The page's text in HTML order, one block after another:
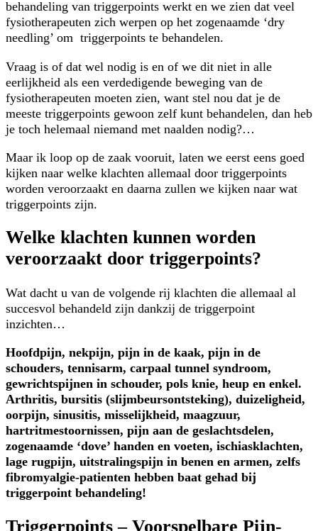
behandeling van triggerpoints werkt en we zien dat veel
fysiotherapeuten zich werpen op het zogenaamde ‘dry
needling’ om triggerpoints te behandelen.
Vraag is of dat wel nodig is en of we dit niet in alle
eerlijkheid als een verdedigende beweging van de
fysiotherapeuten moeten zien, want stel nou dat je de
meeste triggerpoints gewoon zelf kunt behandelen, dan heb
je toch helemaal niemand met naalden nodig?…
Maar ik loop op de zaak vooruit, laten we eerst eens goed
kijken naar welke klachten allemaal door triggerpoints
worden veroorzaakt en daarna zullen we kijken naar wat
triggerpoints zijn.
Welke klachten kunnen worden
veroorzaakt door triggerpoints?
Wat dacht u van de volgende rij klachten die allemaal al
succesvol behandeld zijn dankzij de triggerpoint
inzichten…
Hoofdpijn, nekpijn, pijn in de kaak, pijn in de
schouders, tennisarm, carpaal tunnel syndroom,
gewrichtspijnen in schouder, pols knie, heup en enkel.
Arthritis, bursitis (slijmbeursontsteking), duizeligheid,
oorpijn, sinusitis, misselijkheid, maagzuur,
hartritmestoornissen, pijn aan de geslachtsdelen,
zogenaamde ‘dove’ handen en voeten, ischiasklachten,
lage rugpijn, uitstralingspijn in benen en armen, zelfs
fibromyalgie-patienten hebben baat gehad bij
triggerpoint behandeling!
Triggerpoints – Voorspelbare Pijn-